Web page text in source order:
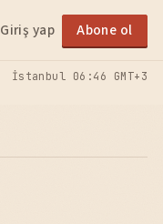
Giriş yap Abone ol
İstanbul 06:46 GMT+3